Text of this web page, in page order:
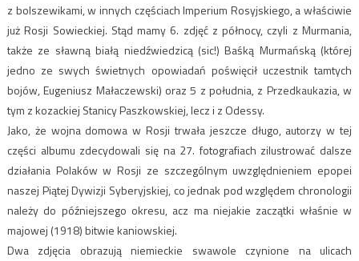
z bolszewikami, w innych częściach Imperium Rosyjskiego, a właściwie
już Rosji Sowieckiej. Stąd mamy 6. zdjęć z północy, czyli z Murmania,
także ze sławną białą niedźwiedzicą (sic!) Baśką Murmańską (której
jedno ze swych świetnych opowiadań poświęcił uczestnik tamtych
bojów, Eugeniusz Małaczewski) oraz 5 z południa, z Przedkaukazia, w
tym z kozackiej Stanicy Paszkowskiej, lecz i z Odessy.
Jako, że wojna domowa w Rosji trwała jeszcze długo, autorzy w tej
części albumu zdecydowali się na 27. fotografiach zilustrować dalsze
działania Polaków w Rosji ze szczególnym uwzględnieniem epopei
naszej Piątej Dywizji Syberyjskiej, co jednak pod względem chronologii
należy do późniejszego okresu, acz ma niejakie zaczątki właśnie w
majowej (1918) bitwie kaniowskiej.
Dwa zdjęcia obrazują niemieckie swawole czynione na ulicach